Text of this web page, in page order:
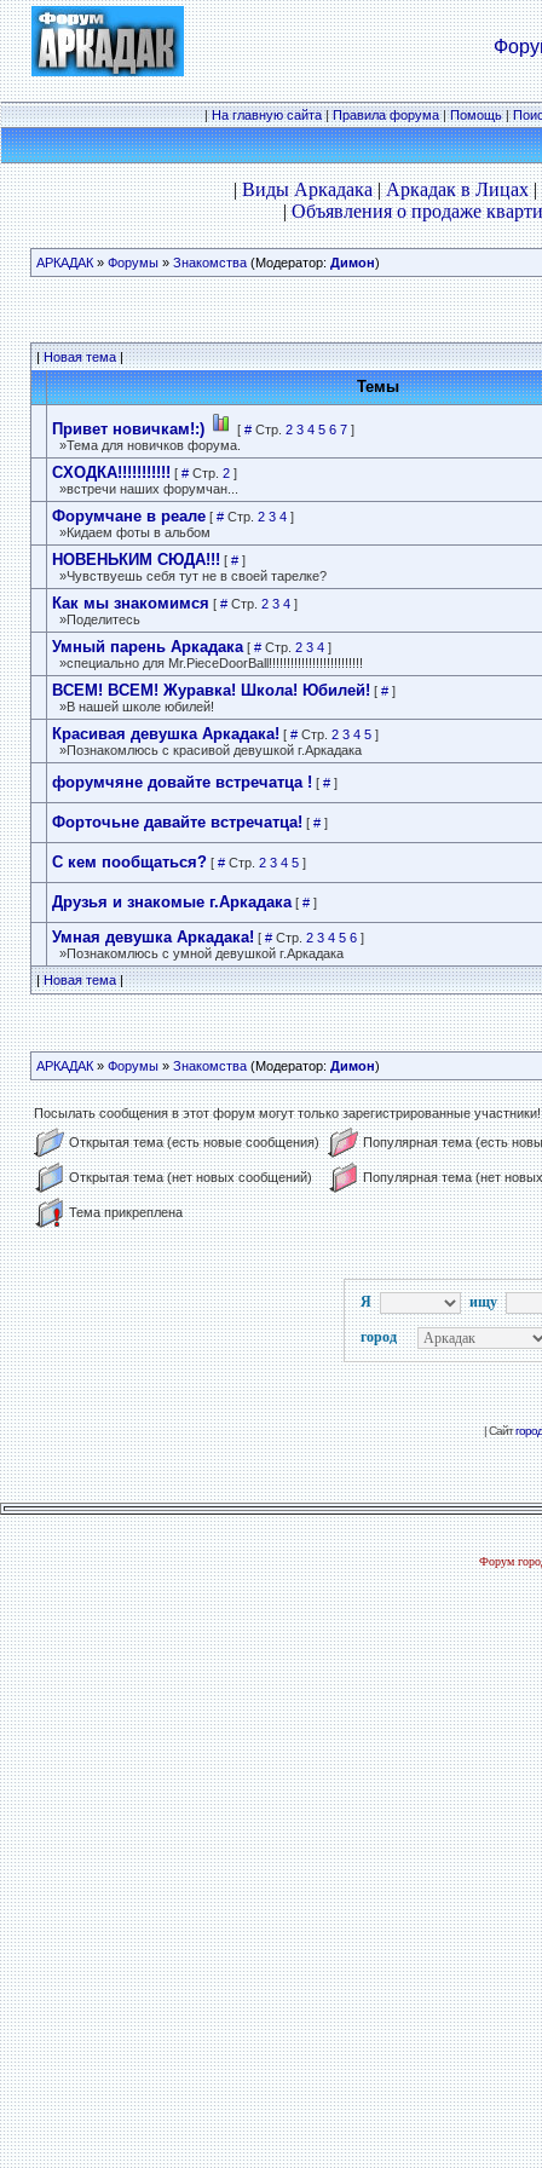
|На главную сайта|Правила форума|Помощь|
|Виды Аркадака|Аркадак в Лицах|
|Объявления о продаже
АРКАДАК» Форумы» Знакомства(Модератор: Димон)
|Новая тема|
Темы
Привет новичкам!:) [ #Стр. 2 3 4 5 6 7]
»Тема для новичков форума.
СХОДКА!!!!!!!!!!! [ #Стр. 2]
»встречи наших форумчан...
Форумчане в реале[ #Стр. 2 3 4]
»Кидаем фоты в альбом
НОВЕНЬКИМ СЮДА!!! [ #]
»Чувствуешь себя тут не в своей тарелке?
Как мы знакомимся [ #Стр. 2 3 4]
»Поделитесь
Умный парень Аркадака[ #Стр. 2 3 4]
»специально для Mr.PieceDoorBall!!!!!!!!!!!!!!!!­!!!!!!!!!!
ВСЕМ! ВСЕМ! Журавка! Школа! Юбилей! [ #]
»В нашей школе юбилей!
Красивая девушка Аркадака! [ #Стр. 2 3 4 5]
»Познакомлюсь с красивой девушкой г.Аркадака
форумчяне довайте встречатца ! [ #]
Форточьне давайте встречатца! [ #]
С кем пообщаться?[ #Стр. 2 3 4 5]
Друзья и знакомые г.Аркадака[ #]
Умная девушка Аркадака! [ #Стр. 2 3 4 5 6]
»Познакомлюсь с умной девушкой г.Аркадака
|Новая тема|
АРКАДАК» Форумы» Знакомства(Модератор: Димон)
Посылать сообщения в этот форум могут только зарегистрированные участники!
Открытая тема (есть новые сообщения)
Популярная тема (есть
Открытая тема (нет новых сообщений) Популярная тема (нет
Тема прикреплена
Я ищу
город
| Сайт
Форум